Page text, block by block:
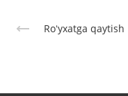
Roʻyxatga qaytish